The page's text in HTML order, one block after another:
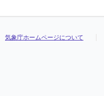
気象庁ホームページについて